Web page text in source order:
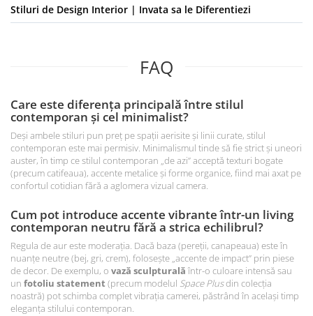
Stiluri de Design Interior | Invata sa le Diferentiezi
FAQ
Care este diferența principală între stilul
contemporan și cel minimalist?
Deși ambele stiluri pun preț pe spații aerisite și linii curate, stilul
contemporan este mai permisiv. Minimalismul tinde să fie strict și uneori
auster, în timp ce stilul contemporan „de azi” acceptă texturi bogate
(precum catifeaua), accente metalice și forme organice, fiind mai axat pe
confortul cotidian fără a aglomera vizual camera.
Cum pot introduce accente vibrante într-un living
contemporan neutru fără a strica echilibrul?
Regula de aur este moderația. Dacă baza (pereții, canapeaua) este în
nuanțe neutre (bej, gri, crem), folosește „accente de impact” prin piese
de decor. De exemplu, o vază sculpturală într-o culoare intensă sau
un fotoliu statement (precum modelul Space Plusdin colecția
noastră) pot schimba complet vibrația camerei, păstrând în același timp
eleganța stilului contemporan.